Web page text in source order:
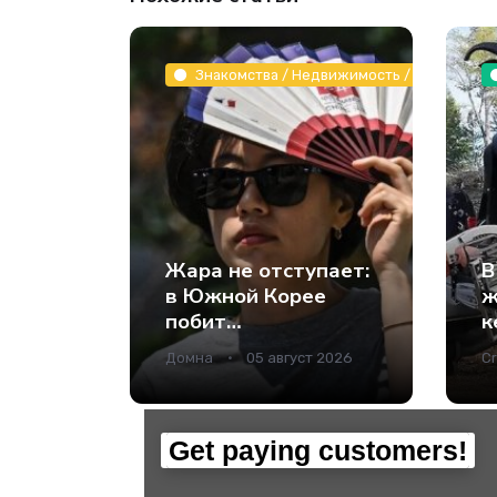
Знакомства / Недвижимость / Животные
Жара не отступает:
в Южной Корее
побит
температурный
рекорд за всю
историю
Наука.
Домна 05 август 2026
Get paying customers!